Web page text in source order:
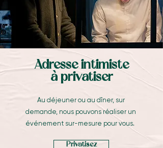
Adresse intimiste
à privatiser
Au déjeuner ou au dîner, sur
demande, nous pouvons réaliser un
événement sur-mesure pour vous.
Privatisez